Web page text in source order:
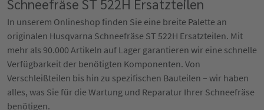
Schneefräse ST 522H Ersatzteilen
In unserem Onlineshop finden Sie eine breite Palette an
originalen Husqvarna Schneefräse ST 522H Ersatzteilen. Mit
mehr als 90.000 Artikeln auf Lager garantieren wir eine schnelle
Verfügbarkeit der benötigten Komponenten. Von
Verschleißteilen bis hin zu spezifischen Bauteilen – wir haben
alles, was Sie für die Wartung und Reparatur Ihrer Schneefräse
benötigen.